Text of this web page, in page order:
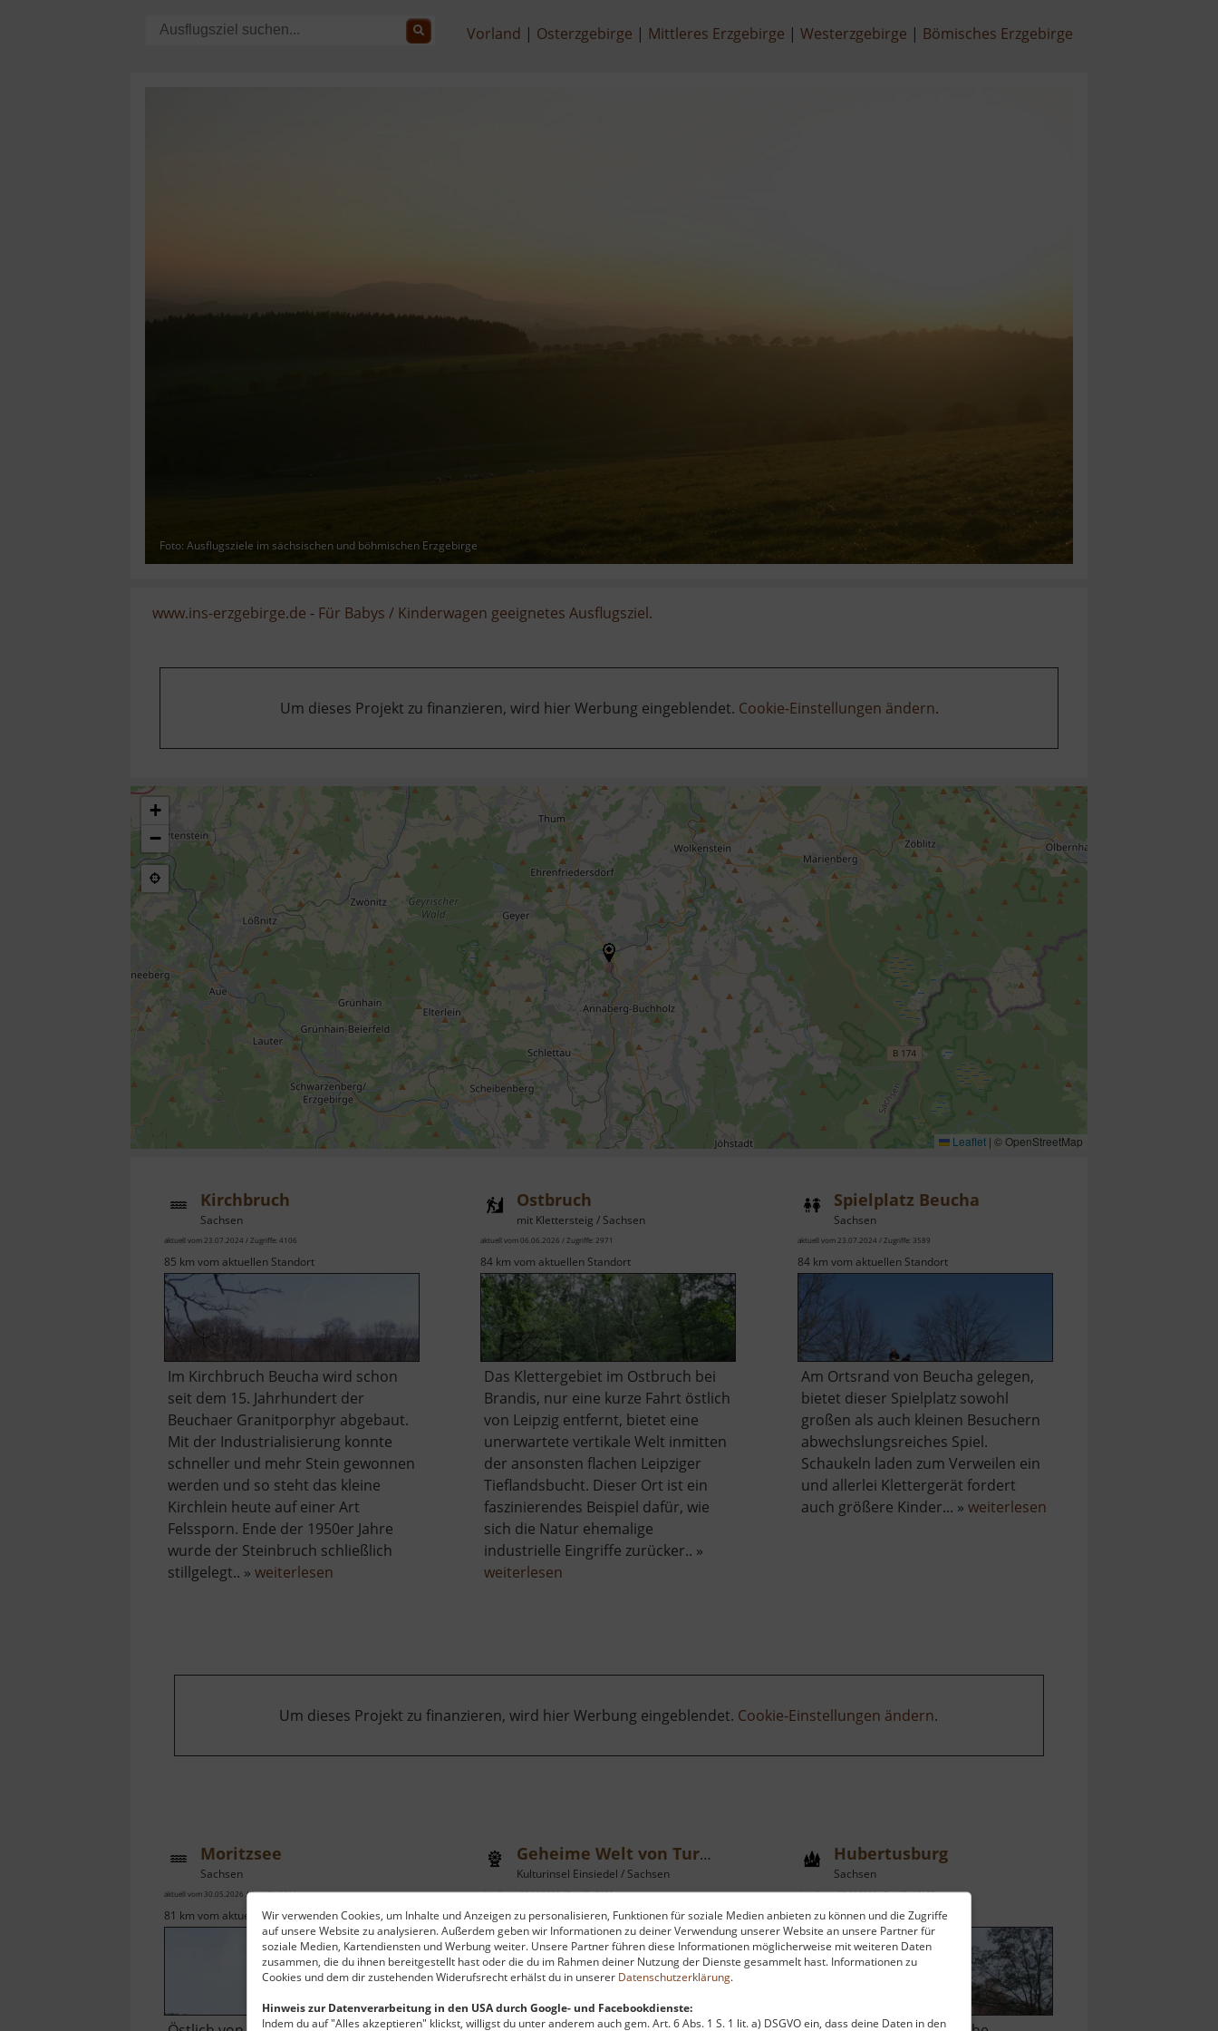
Wir verwenden Cookies, um Inhalte und Anzeigen zu personalisieren, Funktionen für soziale Medien anbieten zu können und die Zugriffe
auf unsere Website zu analysieren. Außerdem geben wir Informationen zu deiner Verwendung unserer Website an unsere Partner für
soziale Medien, Kartendiensten und Werbung weiter. Unsere Partner führen diese Informationen möglicherweise mit weiteren Daten
zusammen, die du ihnen bereitgestellt hast oder die du im Rahmen deiner Nutzung der Dienste gesammelt hast. Informationen zu
Cookies und dem dir zustehenden Widerufsrecht erhälst du in unserer Datenschutzerklärung.
Hinweis zur Datenverarbeitung in den USA durch Google- und Facebookdienste:
Indem du auf "Alles akzeptieren" klickst, willigst du unter anderem auch gem. Art. 6 Abs. 1 S. 1 lit. a) DSGVO ein, dass deine Daten in den
Vorland Osterzgebirge Mittleres Erzgebirge Westerzgebirge Bömisches Erzgebirge
Foto: Ausflugsziele im sächsischen und böhmischen Erzgebirge
www.ins-erzgebirge.de - Für Babys / Kinderwagen geeignetes Ausflugsziel.
Um dieses Projekt zu finanzieren, wird hier Werbung eingeblendet. Cookie-Einstellungen ändern.
+
−
Leaflet | © OpenStreetMap
Kirchbruch
Sachsen
aktuell vom 23.07.2024 / Zugriffe: 4106
85 km vom aktuellen Standort
Im Kirchbruch Beucha wird schon
seit dem 15. Jahrhundert der
Beuchaer Granitporphyr abgebaut.
Mit der Industrialisierung konnte
schneller und mehr Stein gewonnen
werden und so steht das kleine
Kirchlein heute auf einer Art
Felssporn. Ende der 1950er Jahre
wurde der Steinbruch schließlich
stillgelegt.. » weiterlesen
Ostbruch
mit Klettersteig / Sachsen
aktuell vom 06.06.2026 / Zugriffe: 2971
84 km vom aktuellen Standort
Das Klettergebiet im Ostbruch bei
Brandis, nur eine kurze Fahrt östlich
von Leipzig entfernt, bietet eine
unerwartete vertikale Welt inmitten
der ansonsten flachen Leipziger
Tieflandsbucht. Dieser Ort ist ein
faszinierendes Beispiel dafür, wie
sich die Natur ehemalige
industrielle Eingriffe zurücker.. »
weiterlesen
Spielplatz Beucha
Sachsen
aktuell vom 23.07.2024 / Zugriffe: 3589
84 km vom aktuellen Standort
Am Ortsrand von Beucha gelegen,
bietet dieser Spielplatz sowohl
großen als auch kleinen Besuchern
abwechslungsreiches Spiel.
Schaukeln laden zum Verweilen ein
und allerlei Klettergerät fordert
auch größere Kinder... » weiterlesenüber
Um dieses Projekt zu finanzieren, wird hier Werbung eingeblendet. Cookie-Einstellungen ändern.
Moritzsee
Sachsen
aktuell vom 30.05.2026 / Zugriffe: 2941
81 km vom aktuellen Standort
Geheime Welt von Turisede
Kulturinsel Einsiedel / Sachsen
aktuell vom 02.06.2026 / Zugriffe: 5466
161 km vom aktuellen Standort
Hubertusburg
Sachsen
aktuell vom 07.06.2026 / Zugriffe: 15127
75 km vom aktuellen Standort